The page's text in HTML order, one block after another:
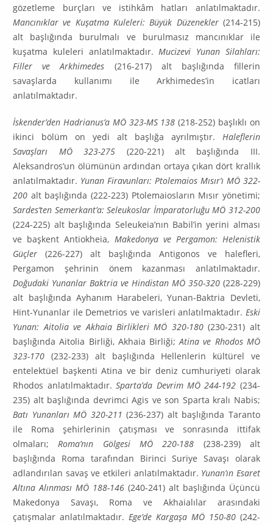
gözetleme burçları ve istihkâm hatları anlatılmaktadır.
Mancınıklar ve Kuşatma Kuleleri: Büyük Düzenekler(214-215)
alt başlığında burulmalı ve burulmasız mancınıklar ile
kuşatma kuleleri anlatılmaktadır.Mucizevi Yunan Silahları:
Filler ve Arkhimedes (216-217) alt başlığında fillerin
savaşlarda kulla­nımı ile Arkhimedes’in icatları
anlatılmaktadır.
İskender’den Hadrianus’a MÖ 323-MS 138(218-252) başlıklı on
ikinci bölüm on yedi alt başlığa ayrılmıştır. Haleflerin
Savaşları MÖ 323-275 (220-221) alt başlığında III.
Aleksandros’un ölümünün ardından ortaya çıkan dört krallık
anlatılmaktadır. Yunan Firavunları: Ptolemaios Mısır’ı MÖ 322-
200 alt başlığında (222-223) Ptolemaiosların Mısır yönetimi;
Sardes’ten Semerkant’a: Seleukoslar İmparatorluğu MÖ 312-200
(224-225) alt başlığında Seleukeia’nın Babil’in yerini alması
ve başkent Antiokheia, Makedonya ve Pergamon: Helenistik
Güçler(226-227) alt başlığında Antigonos ve halefleri,
Pergamon şehrinin önem kazanması anlatılmaktadır.
Doğudaki Yunanlar Baktria ve Hin­distan MÖ 350-320(228-229)
alt başlığında Ayhanım Harabeleri, Yunan-Baktria Devleti,
Hint-Yunanlar ile Demetrios ve varisleri anlatılmaktadır. Eski
Yunan: Aitolia ve Akhaia Birlikleri MÖ 320-180(230-231) alt
başlığında Aitolia Birliği, Akhaia Birliği;Atina ve Rhodos MÖ
323-170 (232-233) alt başlığında Hellenlerin kültürel ve
entelektüel başkenti Atina ve bir deniz cumhuriyeti olarak
Rhodos anlatılmaktadır.Sparta’da Devrim MÖ 244-192 (234-
235) alt başlığında devrimci Agis ve son Sparta kralı Nabis;
Batı Yunanları MÖ 320-211(236-237) alt başlığında Taranto
ile Roma şehirlerinin çatışması ve sonrasında ittifak
olmaları;Roma’nın Gölgesi MÖ 220-188 (238-239) alt
başlığında Roma tarafından Birinci Suriye Savaşı olarak
adlandırılan savaş ve etkileri anlatılmaktadır. Yunan’ın Esaret
Altına Alınması MÖ 188-146 (240-241) alt başlığında Üçüncü
Makedonya Savaşı, Roma ve Akhaialılar arasındaki
çatışmalar anlatılmaktadır.Ege’de Kargaşa MÖ 150-80 (242-